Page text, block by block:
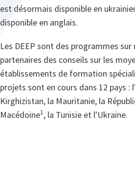
est désormais disponible en
disponible en anglais.
Les DEEP sont des programmes
partenaires des conseils sur les
établissements de formation
projets sont en cours dans 12 pays
Kirghizistan, la Mauritanie, la
Macédoine1, la Tunisie et l'Ukraine.